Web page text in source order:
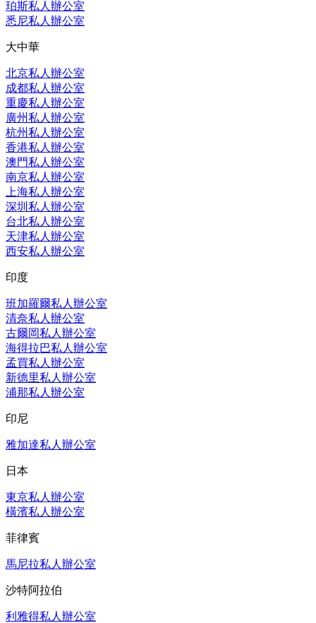
珀斯私人辦公室
悉尼私人辦公室
大中華
北京私人辦公室
成都私人辦公室
重慶私人辦公室
廣州私人辦公室
杭州私人辦公室
香港私人辦公室
澳門私人辦公室
南京私人辦公室
上海私人辦公室
深圳私人辦公室
台北私人辦公室
天津私人辦公室
西安私人辦公室
印度
班加羅爾私人辦公室
清奈私人辦公室
古爾岡私人辦公室
海得拉巴私人辦公室
孟買私人辦公室
新德里私人辦公室
浦那私人辦公室
印尼
雅加達私人辦公室
日本
東京私人辦公室
橫濱私人辦公室
菲律賓
馬尼拉私人辦公室
沙特阿拉伯
利雅得私人辦公室